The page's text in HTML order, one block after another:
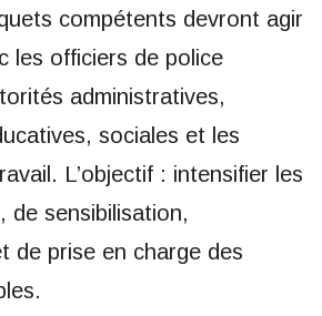
compétents devront agir
les officiers de police
administratives,
sociales et les
L’objectif : intensifier les
de sensibilisation,
de prise en charge des